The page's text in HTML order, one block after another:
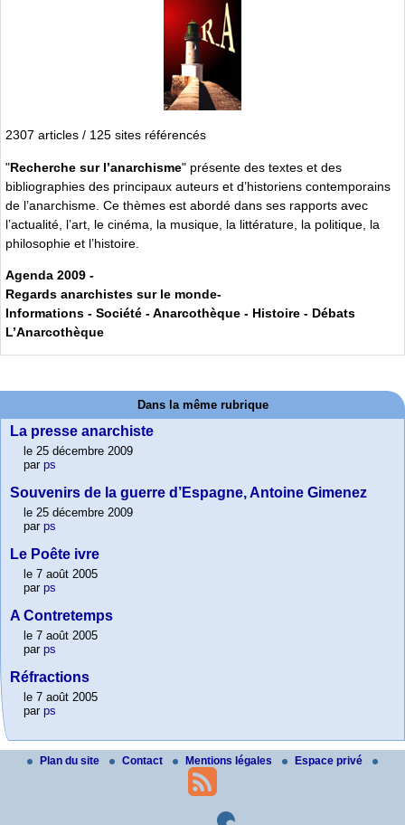
2307 articles / 125 sites référencés
"Recherche sur l’anarchisme" présente des textes et des
bibliographies des principaux auteurs et d’historiens contemporains
de l’anarchisme. Ce thèmes est abordé dans ses rapports avec
l’actualité, l’art, le cinéma, la musique, la littérature, la politique, la
philosophie et l’histoire.
Agenda 2009 -
Regards anarchistes sur le monde-
Informations - Société - Anarcothèque - Histoire - Débats
L’Anarcothèque
Dans la même rubrique
La presse anarchiste
le 25 décembre 2009
par ps
Souvenirs de la guerre d’Espagne, Antoine Gimenez
le 25 décembre 2009
par ps
Le Poête ivre
le 7 août 2005
par ps
A Contretemps
le 7 août 2005
par ps
Réfractions
le 7 août 2005
par ps
Plan du site Contact Mentions légales Espace privé